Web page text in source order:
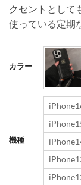
クセントとして
使っている定期
カラー
機種